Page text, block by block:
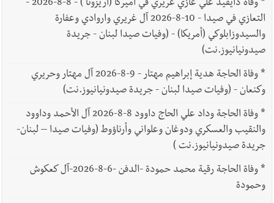
*
وفاة دايفيد علي غازي غريري في أميركا (أريزونا ) - 8-8-2026 -
التعازي في صيدا - 10-8-2026 آل غريري واروادي وعفارة
والسيدوزابلوكي (أمريكا) - (وفيات صيدا لبنان - جريدة
صيدونيانيوز.نت)
*
وفاة الحاجة هدية إبراهيم مهتار - 9-8-2026 آل مهتار وحريري
وكنعان - (وفيات صيدا لبنان - جريدة صيدونيانيوز.نت)
*
وفاة الحاجة وداد علي الحاج داوود 8-8-2026 آل الأحمد وداوود
والنقيب والعسكري ودوغان وعلواني وأرناؤوط (وفيات صيدا – لبنان-
جريدة صيدونيانيوز.نت )
*
وفاة الحاجة رقية محمد حمودة -الدفن -6-8-2026-آل كعكوش
وحمودة